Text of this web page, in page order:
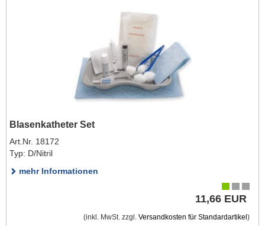
Blasenkatheter Set
Art.Nr. 18172
Typ: D/Nitril
mehr Informationen
11,66 EUR
(inkl. MwSt. zzgl. Versandkosten für Standardartikel )